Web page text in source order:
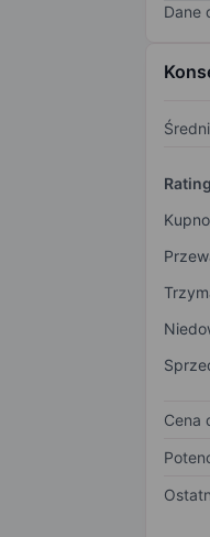
Dane
Rating
Kupno
Cena